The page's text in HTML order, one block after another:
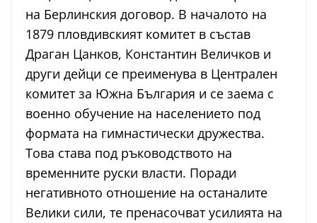
на Берлинския договор. В началото на
1879 пловдивският комитет в състав
Драган Цанков, Константин Величков и
други дейци се преименува в Централен
комитет за Южна България и се заема с
военно обучение на населението под
формата на гимнастически дружества.
Това става под ръководството на
временните руски власти. Поради
негативното отношение на останалите
Велики сили, те пренасочват усилията на